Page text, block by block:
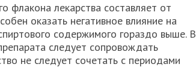
флакона лекарства составляет от
оказать негативное влияние на
содержимого гораздо выше. В
следует сопровождать
не следует сочетать с периодами